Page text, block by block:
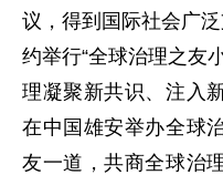
议，得到国际社会广
约举行“全球治理之友
理凝聚新共识、注入
在中国雄安举办全球
友一道，共商全球治